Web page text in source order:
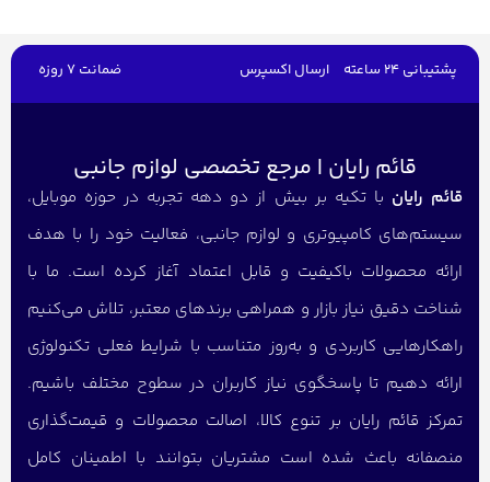
پشتیبانی 24 ساعته ارسال اکسپرس ضمانت 7 روزه
قائم رایان | مرجع تخصصی لوازم جانبی
قائم رایان با تکیه بر بیش از دو دهه تجربه در حوزه موبایل،
سیستم‌های کامپیوتری و لوازم جانبی، فعالیت خود را با هدف
ارائه محصولات باکیفیت و قابل اعتماد آغاز کرده است. ما با
شناخت دقیق نیاز بازار و همراهی برندهای معتبر، تلاش می‌کنیم
راهکارهایی کاربردی و به‌روز متناسب با شرایط فعلی تکنولوژی
ارائه دهیم تا پاسخگوی نیاز کاربران در سطوح مختلف باشیم.
تمرکز قائم رایان بر تنوع کالا، اصالت محصولات و قیمت‌گذاری
منصفانه باعث شده است مشتریان بتوانند با اطمینان کامل